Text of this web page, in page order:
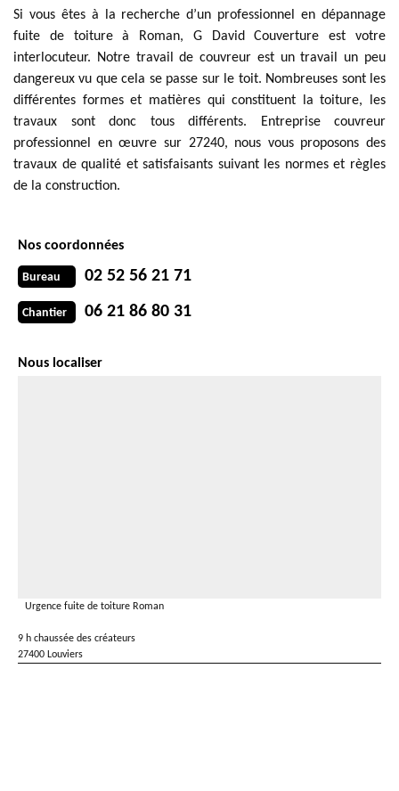
Si vous êtes à la recherche d’un professionnel en dépannage
fuite de toiture à Roman, G David Couverture est votre
interlocuteur. Notre travail de couvreur est un travail un peu
dangereux vu que cela se passe sur le toit. Nombreuses sont les
différentes formes et matières qui constituent la toiture, les
travaux sont donc tous différents. Entreprise couvreur
professionnel en œuvre sur 27240, nous vous proposons des
travaux de qualité et satisfaisants suivant les normes et règles
de la construction.
Nos coordonnées
Bureau 02 52 56 21 71
Chantier 06 21 86 80 31
Nous localiser
Urgence fuite de toiture Roman
9 h chaussée des créateurs
27400 Louviers